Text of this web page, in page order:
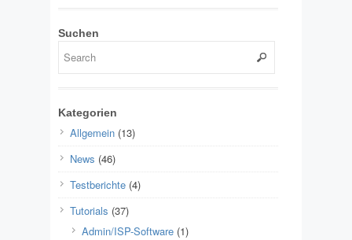
Suchen
Kategorien
Allgemein (13)
News (46)
Testberichte (4)
Tutorials (37)
Admin/ISP-Software (1)